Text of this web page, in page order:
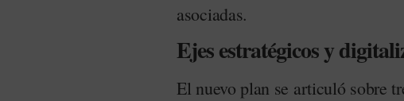
asociadas.
Ejes estratégicos y
El nuevo plan se articuló sobre